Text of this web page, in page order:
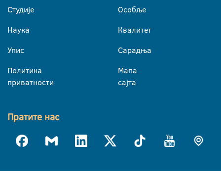
Студије
Наука
Упис
Политика
приватности
Особље
Квалитет
Сарадња
Мапа
сајта
Пратите нас